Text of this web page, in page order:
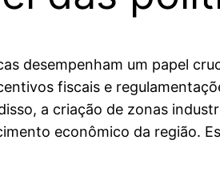
desempenham um papel
fiscais e
a criação de zonas
econômico da região.